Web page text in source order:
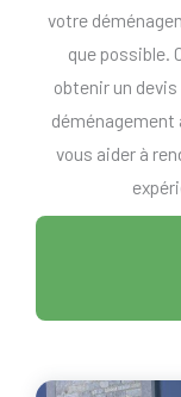
votre
que possible.
obtenir un
vous aider à